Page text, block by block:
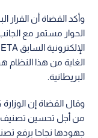
وأكد القضاة أن القرار
الحوار مستمر مع
الغاية من هذا النظام
البريطانية.
وقال القضاة إن
من أجل تحسين تصنيف
جهودها نجاحا برفع